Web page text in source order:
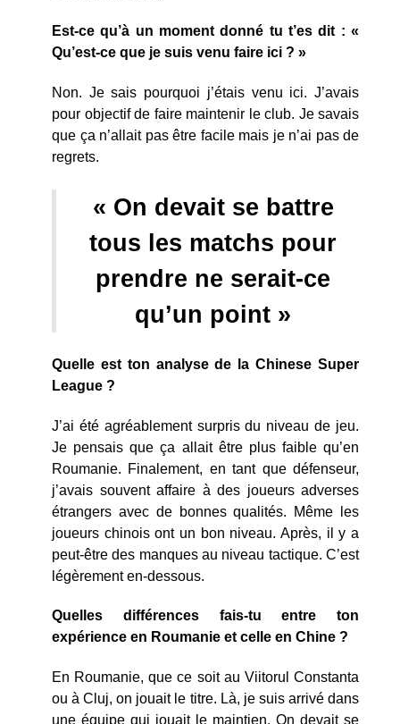
Est-ce qu’à un moment donné tu t’es dit : «
Qu’est-ce que je suis venu faire ici ? »
Non. Je sais pourquoi j’étais venu ici. J’avais
pour objectif de faire maintenir le club. Je savais
que ça n’allait pas être facile mais je n’ai pas de
regrets.
« On devait se battre
tous les matchs pour
prendre ne serait-ce
qu’un point »
Quelle est ton analyse de la Chinese Super
League ?
J’ai été agréablement surpris du niveau de jeu.
Je pensais que ça allait être plus faible qu’en
Roumanie. Finalement, en tant que défenseur,
j’avais souvent affaire à des joueurs adverses
étrangers avec de bonnes qualités. Même les
joueurs chinois ont un bon niveau. Après, il y a
peut-être des manques au niveau tactique. C’est
légèrement en-dessous.
Quelles différences fais-tu entre ton
expérience en Roumanie et celle en Chine ?
En Roumanie, que ce soit au Viitorul Constanta
ou à Cluj, on jouait le titre. Là, je suis arrivé dans
une équipe qui jouait le maintien. On devait se